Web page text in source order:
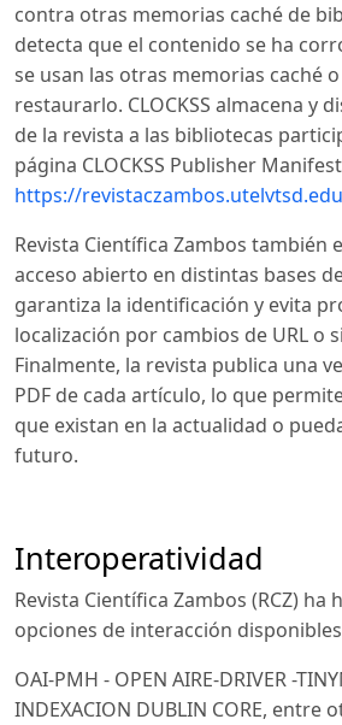
contra otras memorias caché de
detecta que el contenido se ha
se usan las otras memorias caché
restaurarlo. CLOCKSS almacena y
de la revista a las bibliotecas
página CLOCKSS Publisher
https://
Revista Científica Zambos también
acceso abierto en distintas bases
garantiza la identificación y evita
localización por cambios de URL o
Finalmente, la revista publica una
PDF de cada artículo, lo que
que existan en la actualidad o
futuro.
Interoperatividad
Revista Científica Zambos (RCZ) ha
opciones de interacción
OAI-PMH - OPEN AIRE-DRIVER -
INDEXACION DUBLIN CORE, entre